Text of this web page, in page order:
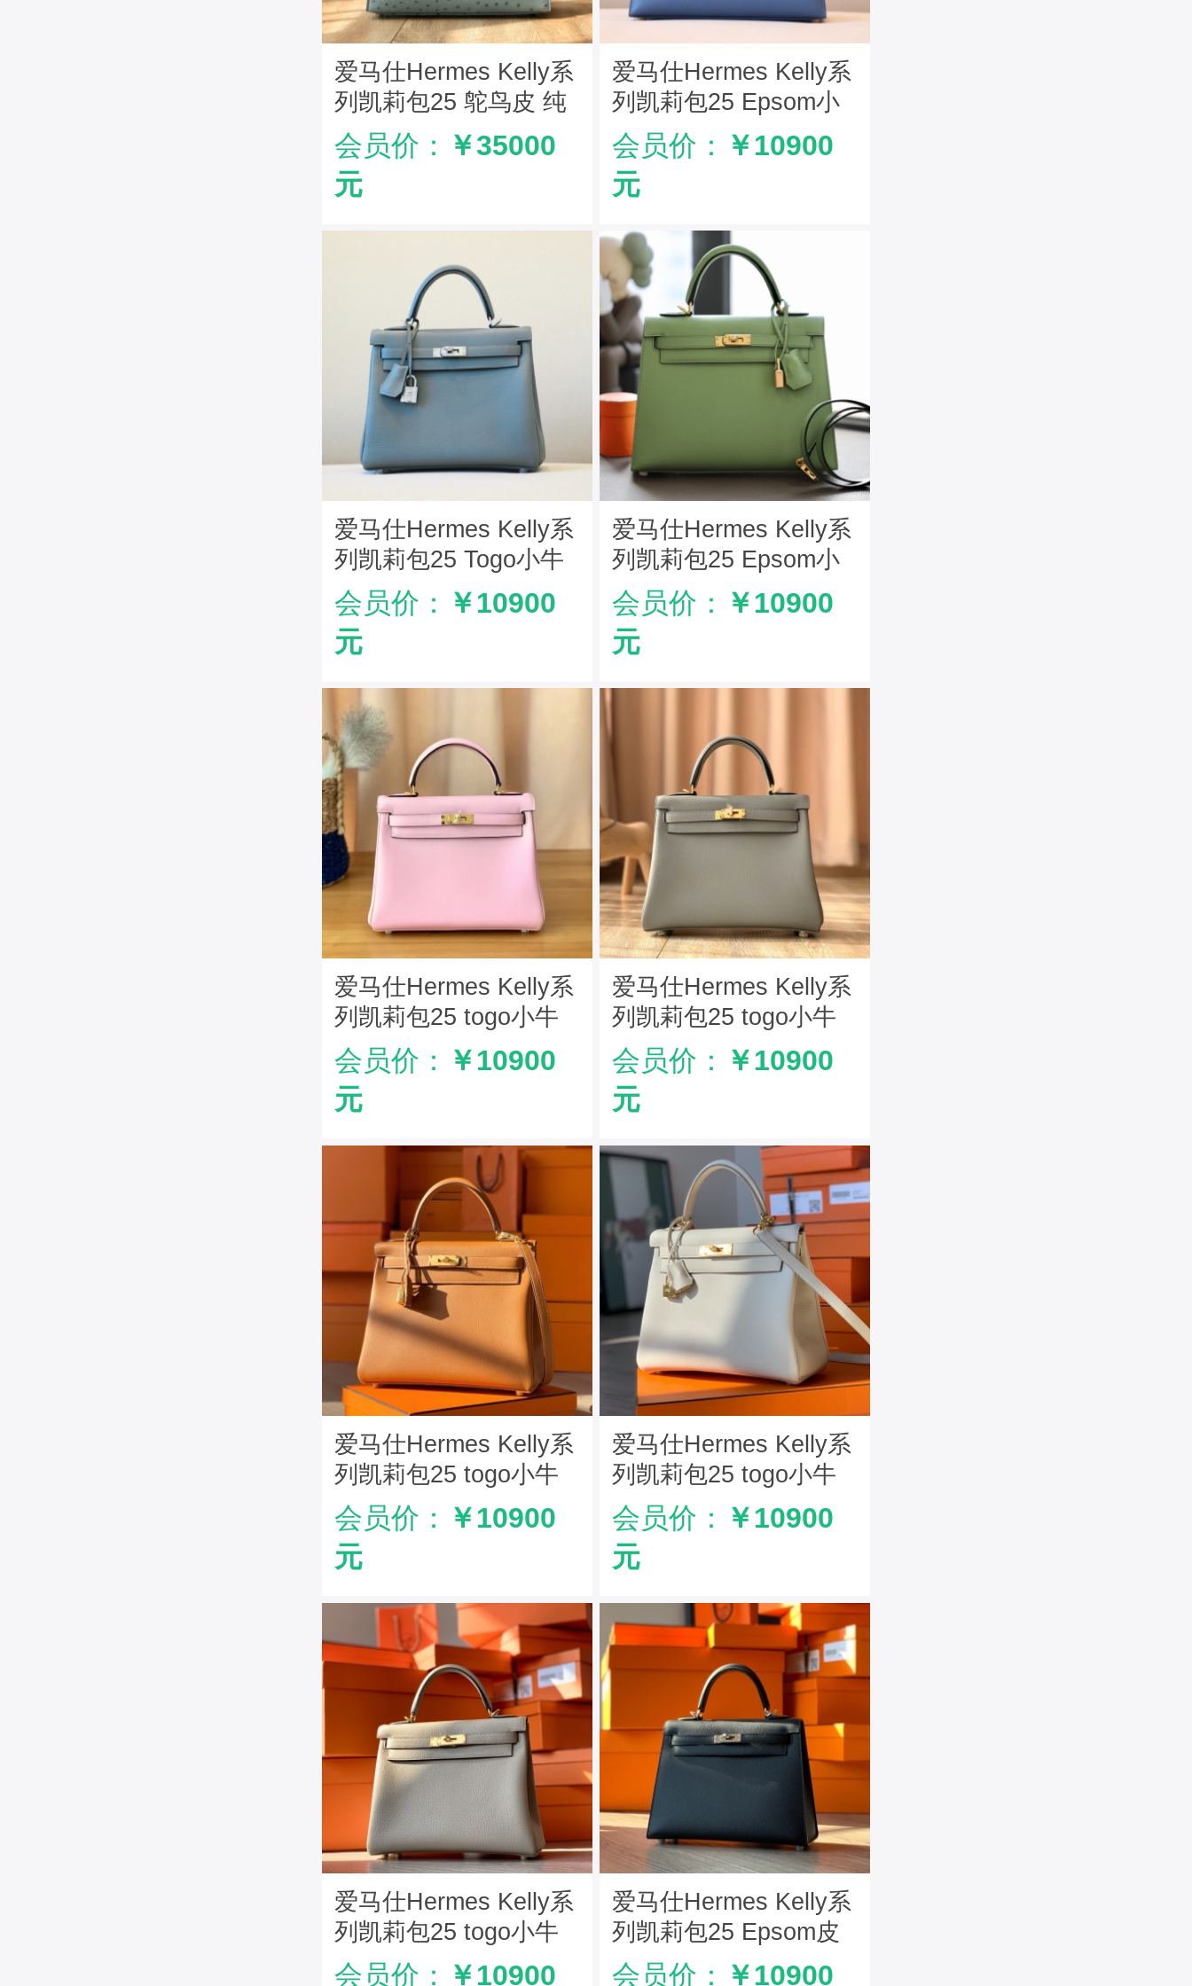
爱马仕Hermes Kelly系
列凯莉包25 鸵鸟皮 纯
手工定制版 冰川蓝
会员价： ￥35000
元
爱马仕Hermes Kelly系
列凯莉包25 Epsom小
牛皮 纯手工定制版 玛
瑙蓝
会员价： ￥10900
元
爱马仕Hermes Kelly系
列凯莉包25 Togo小牛
皮 纯手工定制版 杏仁
绿
会员价： ￥10900
元
爱马仕Hermes Kelly系
列凯莉包25 Epsom小
牛皮 纯手工定制版 牛
油果绿
会员价： ￥10900
元
爱马仕Hermes Kelly系
列凯莉包25 togo小牛
皮 纯手工定制版 樱花
粉
会员价： ￥10900
元
爱马仕Hermes Kelly系
列凯莉包25 togo小牛
皮 纯手工定制版 海鸥
灰
会员价： ￥10900
元
爱马仕Hermes Kelly系
列凯莉包25 togo小牛
皮 纯手工定制版 棕色
会员价： ￥10900
元
爱马仕Hermes Kelly系
列凯莉包25 togo小牛
皮 纯手工定制版 奶昔
白
会员价： ￥10900
元
爱马仕Hermes Kelly系
列凯莉包25 togo小牛
皮 纯手工定制版 斑鸠
会员价： ￥10900
爱马仕Hermes Kelly系
列凯莉包25 Epsom皮
手掌纹 纯手工定制版
会员价： ￥10900